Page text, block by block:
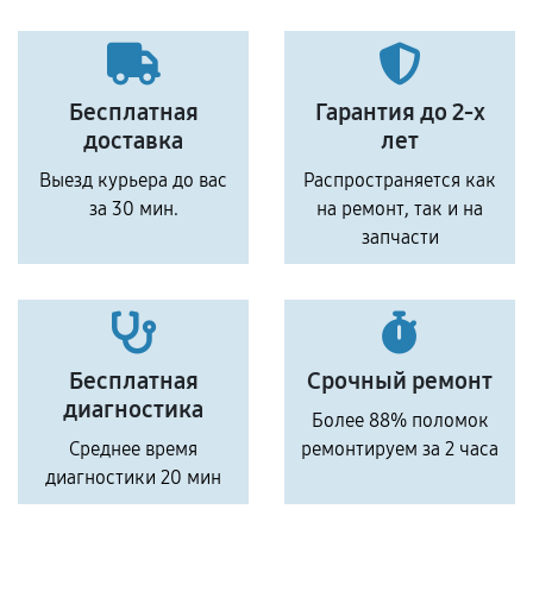
Бесплатная
доставка
Выезд курьера до вас
за 30 мин.
Гарантия до 2-х
лет
Распространяется как
на ремонт, так и на
запчасти
Бесплатная
диагностика
Среднее время
диагностики 20 мин
Срочный ремонт
Более 88% поломок
ремонтируем за 2 часа